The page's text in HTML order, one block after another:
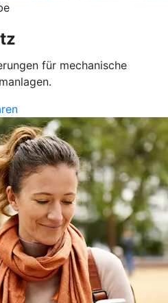
für mechanische